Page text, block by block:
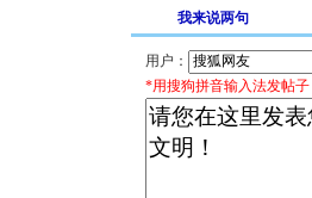
我来说两句
用户：
*用搜狗拼音输入法发帖